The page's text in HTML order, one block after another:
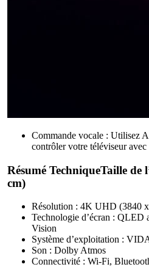
Commande vocale : Utilisez
contrôler votre téléviseur
Résumé TechniqueTaille de
cm)
Résolution : 4K UHD (3840
Technologie d’écran :
Vision
Système d’exploitation :
Son : Dolby Atmos
Connectivité : Wi-Fi,